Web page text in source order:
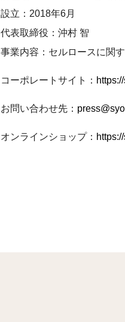
設立：2018年6月
代表取締役：沖村 智
事業内容：セルロースに関
コーポレートサイト：
お問い合わせ先：
オンラインショップ：